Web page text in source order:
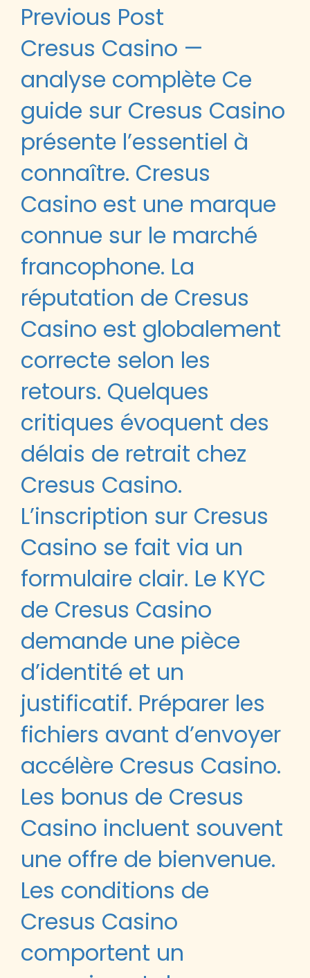
Post
navigation
Previous Post
Cresus Casino —
analyse complète Ce
guide sur Cresus Casino
présente l’essentiel à
connaître. Cresus
Casino est une marque
connue sur le marché
francophone. La
réputation de Cresus
Casino est globalement
correcte selon les
retours. Quelques
critiques évoquent des
délais de retrait chez
Cresus Casino.
L’inscription sur Cresus
Casino se fait via un
formulaire clair. Le KYC
de Cresus Casino
demande une pièce
d’identité et un
justificatif. Préparer les
fichiers avant d’envoyer
accélère Cresus Casino.
Les bonus de Cresus
Casino incluent souvent
une offre de bienvenue.
Les conditions de
Cresus Casino
comportent un